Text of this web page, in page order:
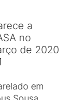
a
no
de 2020
em